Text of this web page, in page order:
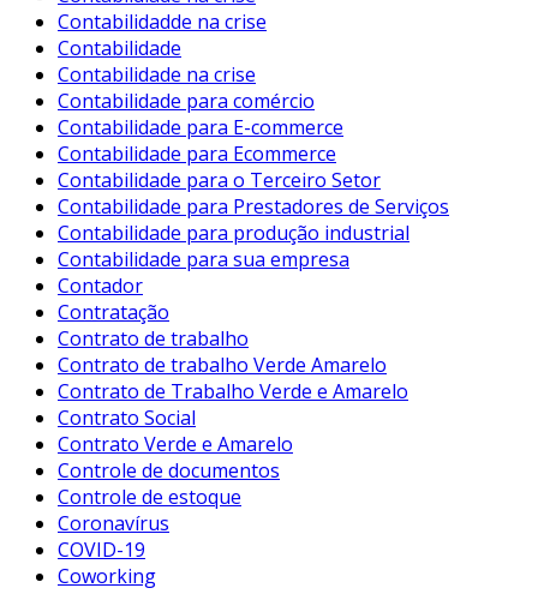
Contabilidadde na crise
Contabilidade
Contabilidade na crise
Contabilidade para comércio
Contabilidade para E-commerce
Contabilidade para Ecommerce
Contabilidade para o Terceiro Setor
Contabilidade para Prestadores de Serviços
Contabilidade para produção industrial
Contabilidade para sua empresa
Contador
Contratação
Contrato de trabalho
Contrato de trabalho Verde Amarelo
Contrato de Trabalho Verde e Amarelo
Contrato Social
Contrato Verde e Amarelo
Controle de documentos
Controle de estoque
Coronavírus
COVID-19
Coworking